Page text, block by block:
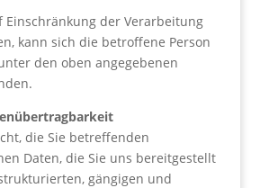
Einschränkung der Verarbeitung
kann sich die betroffene Person
den oben angegebenen
die Sie betreffenden
Daten, die Sie uns bereitgestellt
gängigen und